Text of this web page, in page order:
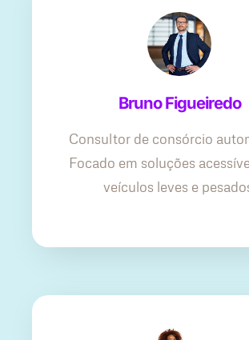
Bruno Figueiredo
Consultor de consórcio
Focado em soluções
veículos leves e